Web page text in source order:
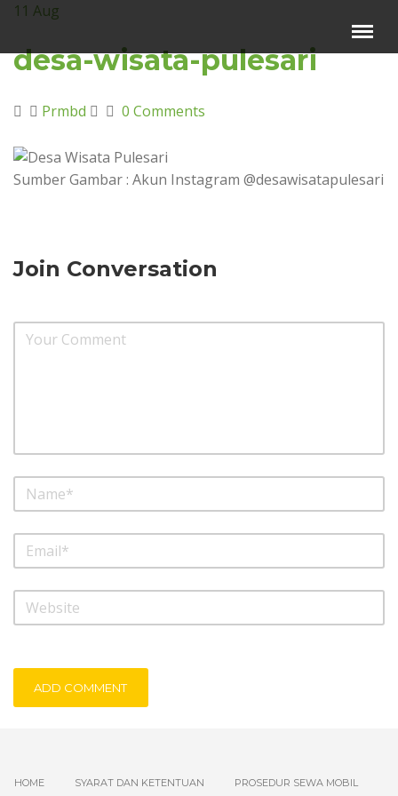
×
Beranda
Video Channel
Artikel
11 Aug
desa-wisata-pulesari
Prmbd 0 Comments
Sumber Gambar : Akun Instagram @desawisatapulesari
Join Conversation
ADD COMMENT
HOME SYARAT DAN KETENTUAN PROSEDUR SEWA MOBIL